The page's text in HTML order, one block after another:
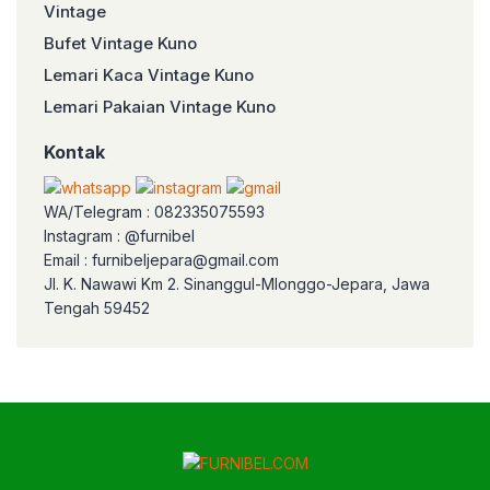
Vintage
Bufet Vintage Kuno
Lemari Kaca Vintage Kuno
Lemari Pakaian Vintage Kuno
Kontak
WA/Telegram : 082335075593
Instagram : @furnibel
Email : furnibeljepara@gmail.com
Jl. K. Nawawi Km 2. Sinanggul-Mlonggo-Jepara, Jawa
Tengah 59452